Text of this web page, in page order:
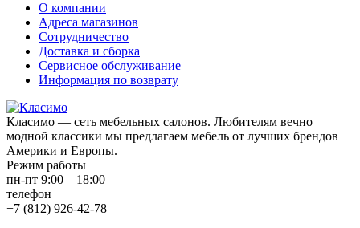
О компании
Адреса магазинов
Сотрудничество
Доставка и сборка
Сервисное обслуживание
Информация по возврату
Класимо — cеть мебельных салонов. Любителям вечно
модной классики мы предлагаем мебель от лучших брендов
Америки и Европы.
Режим работы
пн-пт 9:00—18:00
телефон
+7 (812) 926-42-78